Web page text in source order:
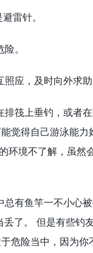
雷针。
。
应，及时向外求助
筏上垂钓，或者
觉得自己游泳能
环境不了解，虽然
有鱼竿一不小心
了。 但是有些钓
危险当中，因为你